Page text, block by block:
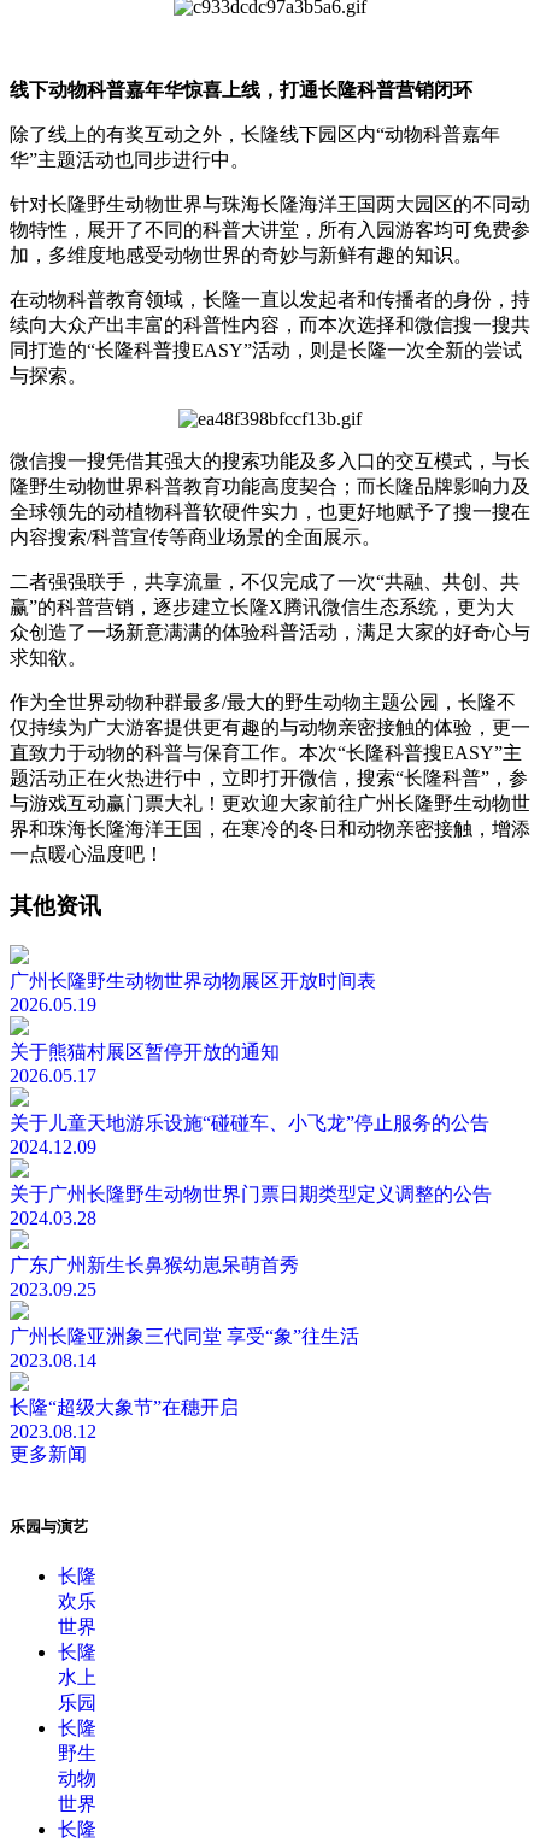
线下动物科普嘉年华惊喜上线，打通长隆科普营销闭环
除了线上的有奖互动之外，长隆线下园区内“动物科普嘉年
华”主题活动也同步进行中。
针对长隆野生动物世界与珠海长隆海洋王国两大园区的不同动
物特性，展开了不同的科普大讲堂，所有入园游客均可免费参
加，多维度地感受动物世界的奇妙与新鲜有趣的知识。
在动物科普教育领域，长隆一直以发起者和传播者的身份，持
续向大众产出丰富的科普性内容，而本次选择和微信搜一搜共
同打造的“长隆科普搜EASY”活动，则是长隆一次全新的尝试
与探索。
微信搜一搜凭借其强大的搜索功能及多入口的交互模式，与长
隆野生动物世界科普教育功能高度契合；而长隆品牌影响力及
全球领先的动植物科普软硬件实力，也更好地赋予了搜一搜在
内容搜索/科普宣传等商业场景的全面展示。
二者强强联手，共享流量，不仅完成了一次“共融、共创、共
赢”的科普营销，逐步建立长隆X腾讯微信生态系统，更为大
众创造了一场新意满满的体验科普活动，满足大家的好奇心与
求知欲。
作为全世界动物种群最多/最大的野生动物主题公园，长隆不
仅持续为广大游客提供更有趣的与动物亲密接触的体验，更一
直致力于动物的科普与保育工作。本次“长隆科普搜EASY”主
题活动正在火热进行中，立即打开微信，搜索“长隆科普”，参
与游戏互动赢门票大礼！更欢迎大家前往广州长隆野生动物世
界和珠海长隆海洋王国，在寒冷的冬日和动物亲密接触，增添
一点暖心温度吧！
其他资讯
广州长隆野生动物世界动物展区开放时间表
2026.05.19
关于熊猫村展区暂停开放的通知
2026.05.17
关于儿童天地游乐设施“碰碰车、小飞龙”停止服务的公告
2024.12.09
关于广州长隆野生动物世界门票日期类型定义调整的公告
2024.03.28
广东广州新生长鼻猴幼崽呆萌首秀
2023.09.25
广州长隆亚洲象三代同堂 享受“象”往生活
2023.08.14
长隆“超级大象节”在穗开启
2023.08.12
更多新闻
乐园与演艺
长隆
欢乐
世界
长隆
水上
乐园
长隆
野生
动物
世界
长隆